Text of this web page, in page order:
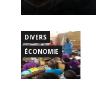
DIVERS
ÉCONOMIE